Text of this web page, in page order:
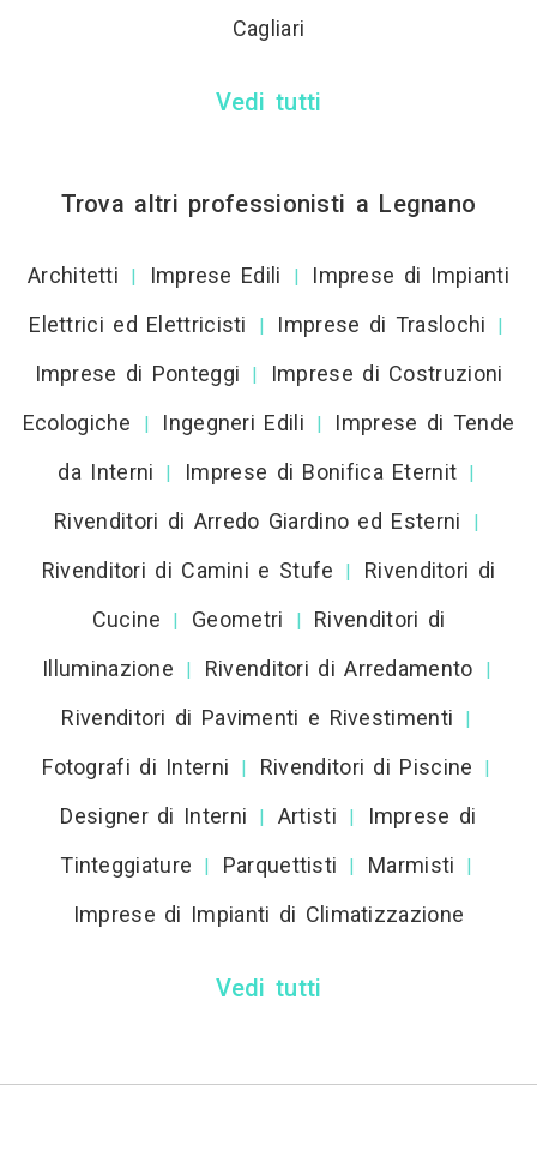
Cagliari
Vedi tutti
Trova altri professionisti a Legnano
Architetti | Imprese Edili |
Imprese di Impianti
Elettrici ed Elettricisti
| Imprese di Traslochi |
Imprese di Ponteggi |
Imprese di Costruzioni
Ecologiche
| Ingegneri Edili |
Imprese di Tende
da Interni
| Imprese di Bonifica Eternit |
Rivenditori di Arredo Giardino ed Esterni |
Rivenditori di Camini e Stufe |
Rivenditori di
Cucine
| Geometri |
Rivenditori di
Illuminazione
| Rivenditori di Arredamento |
Rivenditori di Pavimenti e Rivestimenti |
Fotografi di Interni | Rivenditori di Piscine |
Designer di Interni | Artisti |
Imprese di
Tinteggiature
| Parquettisti | Marmisti |
Imprese di Impianti di Climatizzazione
Vedi tutti